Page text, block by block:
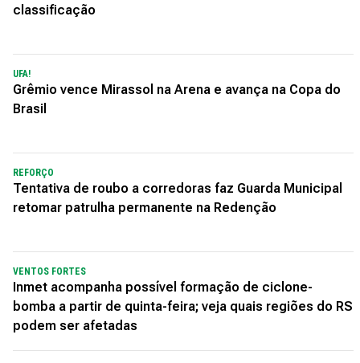
classificação
UFA!
Grêmio vence Mirassol na Arena e avança na Copa do
Brasil
REFORÇO
Tentativa de roubo a corredoras faz Guarda Municipal
retomar patrulha permanente na Redenção
VENTOS FORTES
Inmet acompanha possível formação de ciclone-
bomba a partir de quinta-feira; veja quais regiões do RS
podem ser afetadas